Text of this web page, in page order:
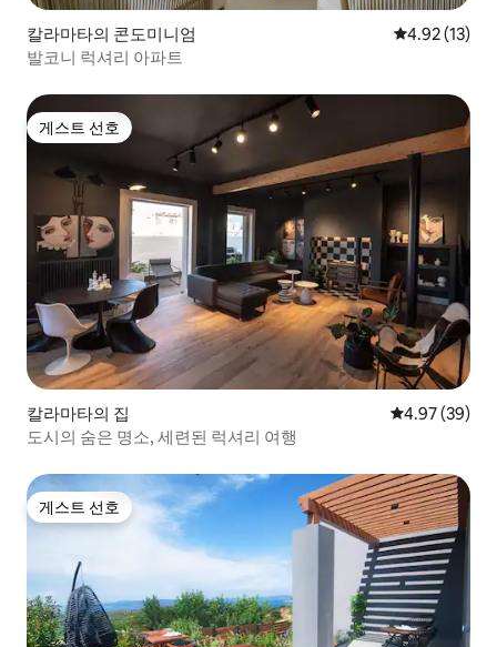
칼라마타의 콘도미니엄 평점 4.92점
4.92 (13)
발코니 럭셔리 아파트
게스트 선호
게스트 선호
칼라마타의 집 평점 4.97점(5
4.97 (39)
도시의 숨은 명소, 세련된 럭셔리 여행
게스트 선호
게스트 선호